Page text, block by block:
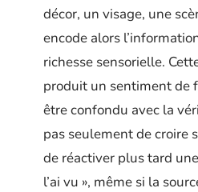
décor, un visage, une
encode alors
richesse sensorielle.
produit un sentiment de
être confondu avec la
pas seulement de croire
de réactiver plus tard
l’ai vu », même si la